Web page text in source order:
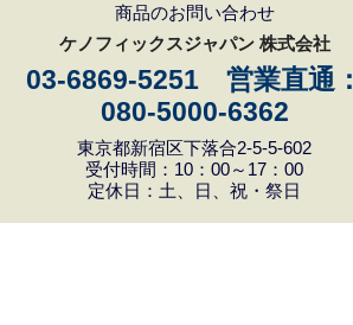
商品のお問い合わせ
ケノフィックスジャパン 株式会社
03-6869-5251 営業直通：
080-5000-6362
東京都新宿区下落合2-5-5-602
受付時間：10：00～17：00
定休日：土、日、祝・祭日